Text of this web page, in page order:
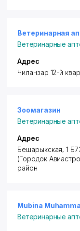
Ветеринарная
Ветеринарные
Адрес
​Чиланзар 12-й
Зоомагазин
Ветеринарные
Адрес
​Бешарыкская, 1
(Городок
район
Mubina
Ветеринарные